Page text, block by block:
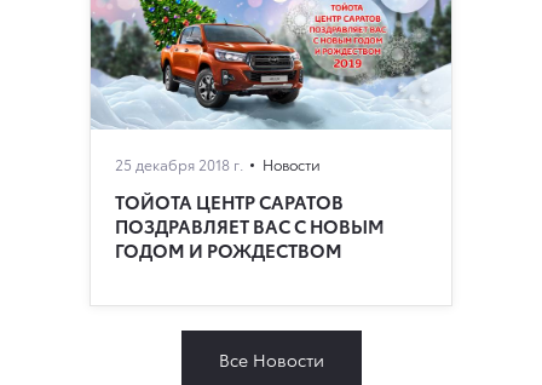
25 декабря 2018 г. Новости
ТОЙОТА ЦЕНТР САРАТОВ
ПОЗДРАВЛЯЕТ ВАС С НОВЫМ
ГОДОМ И РОЖДЕСТВОМ
Все Новости